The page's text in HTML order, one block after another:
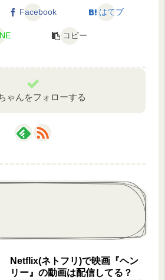
Facebook はてブ
コピー
ゃんをフォローする
Netflix(ネトフリ)で映画『ヘン
リー』の動画は配信してる？